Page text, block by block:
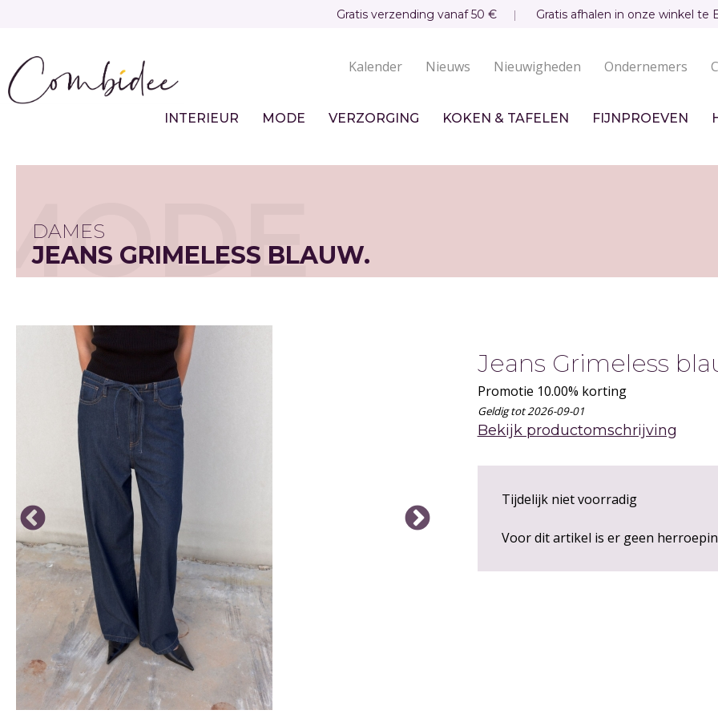
inhoud
gaan
Gratis verzending vanaf 50 € Gratis afhalen in onze winkel te
navigatie
Kalender Nieuws Nieuwigheden Ondernemers
INTERIEUR MODE VERZORGING KOKEN & TAFELEN FIJNPROEVEN
DAMES
JEANS GRIMELESS BLAUW.
Jeans Grimeless
Promotie 10.00% korting
Geldig tot 2026-09-01
Bekijk productomschrijving
Tijdelijk niet voorradig
Voor dit artikel is er geen